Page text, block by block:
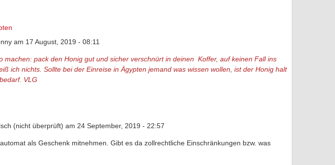
am 17 August, 2019 - 08:11
machen: pack den Honig gut und sicher verschnürt in deinen Koffer, auf keinen Fall ins
ich nichts. Sollte bei der Einreise in Ägypten jemand was wissen wollen, ist der Honig halt
VLG
(nicht überprüft) am 24 September, 2019 - 22:57
als Geschenk mitnehmen. Gibt es da zollrechtliche Einschränkungen bzw. was